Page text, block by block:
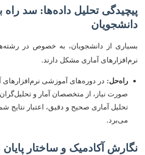
پیچیدگی تحلیل داده‌ها: سد راه
دانشجویان
بسیاری از دانشجویان، به خصوص در
نرم‌افزارهای آماری مشکل دارند.
راه‌حل: در دوره‌های آموزشی
صورت نیاز، از متخصصان آمار و
تحلیل آماری صحیح و دقیق، اعتبار نتایج
می‌برد.
نگارش آکادمیک و ساختار